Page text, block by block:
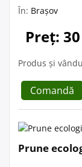
În: Brașov
Preț:
Produs și
Comandă
Prune